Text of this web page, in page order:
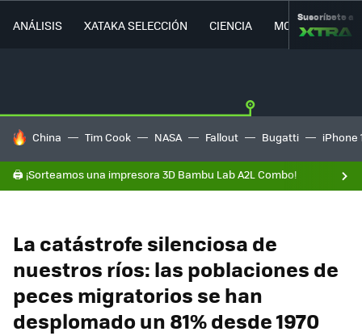
ANÁLISIS XATAKA SELECCIÓN CIENCIA MOVILIDAD
Suscríbete a
HOY SE HABLA DE
China Tim Cook NASA Fallout Bugatti iPhone
🖨️ ¡Sorteamos una impresora 3D Bambu Lab A2L Combo!
La catástrofe silenciosa de
nuestros ríos: las poblaciones de
peces migratorios se han
desplomado un 81% desde 1970